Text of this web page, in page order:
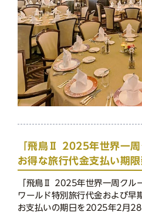
「飛鳥Ⅱ 2025年世界一周
お得な旅行代金支払い期
「飛鳥Ⅱ 2025年世界一周クル
ワールド特別旅行代金および早
お支払いの期日を2025年2月28